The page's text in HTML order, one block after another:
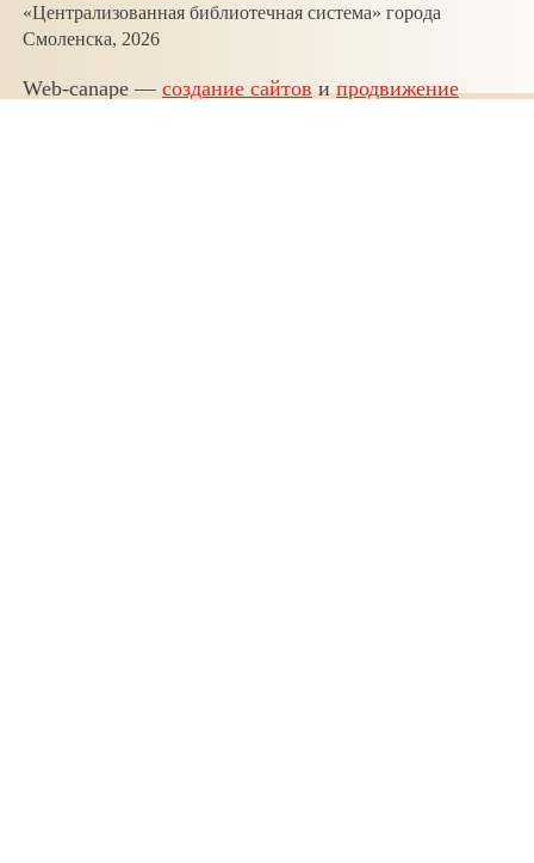
«Централизованная библиотечная система» города
Смоленска, 2026
Web-canape — создание сайтов ипродвижение